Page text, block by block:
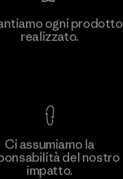
ogni prodotto
realizzato.
Ci assumiamo la
del nostro
impatto.